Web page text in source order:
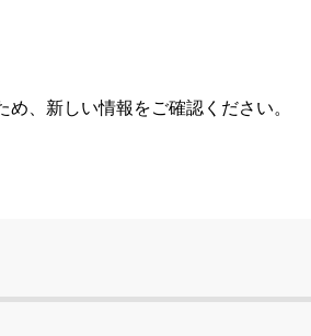
、新しい情報をご確認ください。